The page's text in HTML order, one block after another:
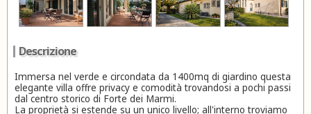
Descrizione
Immersa nel verde e circondata da 1400mq di giardino questa
elegante villa offre privacy e comodità trovandosi a pochi passi
dal centro storico di Forte dei Marmi.
La proprietà si estende su un unico livello; all'interno troviamo